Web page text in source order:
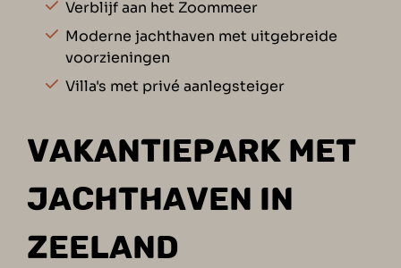
Verblijf aan het Zoommeer
Moderne jachthaven met uitgebreide
voorzieningen
Villa's met privé aanlegsteiger
VAKANTIEPARK MET
JACHTHAVEN IN
ZEELAND